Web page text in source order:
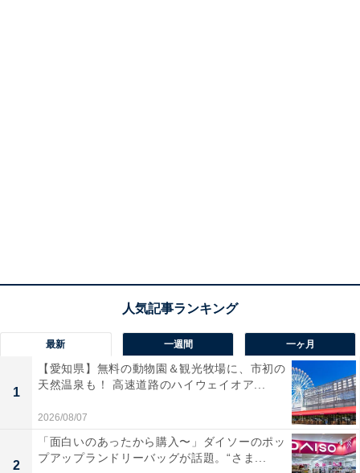
最新 一週間 一ヶ月
1
【愛知県】無料の動物園＆観光牧場に、市初の
天然温泉も！ 高速道路のハイウェイオア...
2026/08/07
2
「面白いのあったから購入〜」ダイソーのポッ
プアップランドリーバッグが話題。“さま...